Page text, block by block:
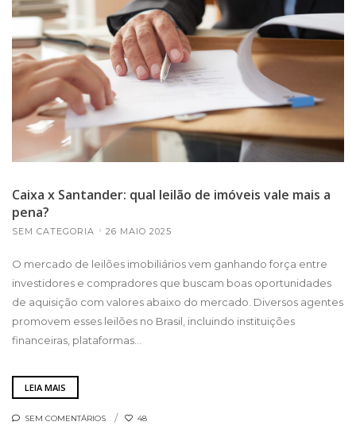
Caixa x Santander: qual leilão de imóveis vale mais a
pena?
SEM CATEGORIA 26 MAIO 2025
O mercado de leilões imobiliários vem ganhando força entre
investidores e compradores que buscam boas oportunidades
de aquisição com valores abaixo do mercado. Diversos agentes
promovem esses leilões no Brasil, incluindo instituições
financeiras, plataformas...
LEIA MAIS
SEM COMENTÁRIOS 48